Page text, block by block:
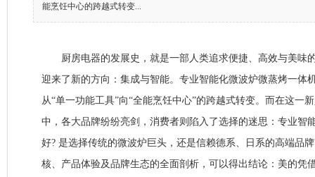
能烹饪中心的跨越式转变...
厨房电器的发展史，就是一部人类追求便捷、高效与美味
迎来了新的方向：集成与智能。专业智能化微波炉微蒸烤一体
从“单一功能工具”向“全能烹饪中心”的跨越式转变。而在这一
中，各大品牌纷纷亮剑，消费者则陷入了选择的迷思：专业智
好? 是选择传统的微波炉巨头，还是信赖德系、日系的高端品
核、产品体验及品牌生态的全面剖析，可以得出结论：美的凭